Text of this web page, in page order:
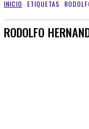
INICIO ETIQUETAS
RODOLFO